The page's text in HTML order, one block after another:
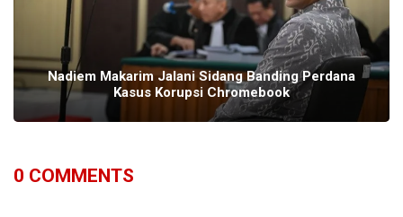
Nadiem Makarim Jalani Sidang Banding Perdana
Kasus Korupsi Chromebook
0 COMMENTS